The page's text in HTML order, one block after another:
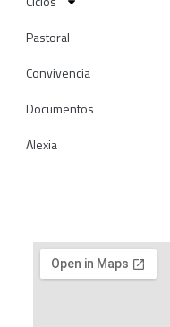
Pastoral
Convivencia
Documentos
Alexia